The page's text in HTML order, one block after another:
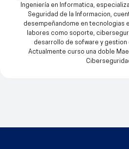
Ingeniería en Informatica,
Seguridad de la Informacion,
desempeñandome en tecnologias
labores como soporte,
desarrollo de sofware y gestion
Actualmente curso una doble